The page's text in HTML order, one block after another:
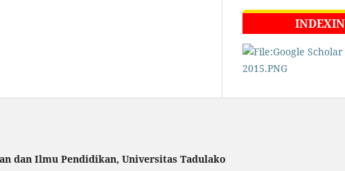
dan Ilmu Pendidikan, Universitas Tadulako